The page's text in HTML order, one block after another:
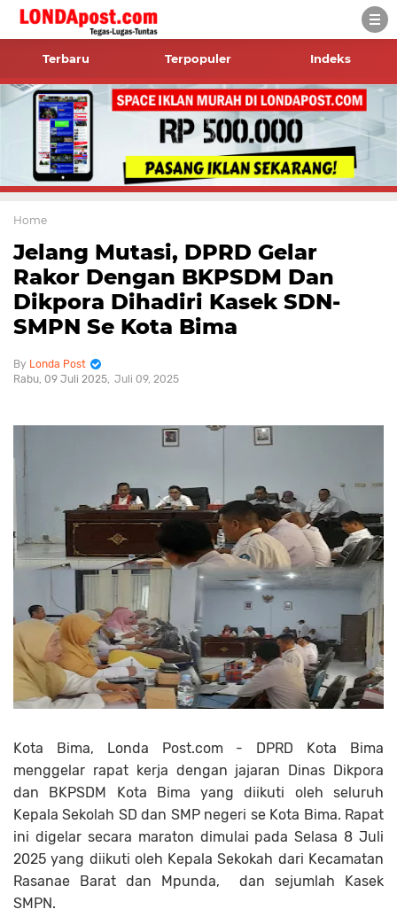
Terbaru Terpopuler Indeks
Home
Jelang Mutasi, DPRD Gelar
Rakor Dengan BKPSDM Dan
Dikpora Dihadiri Kasek SDN-
SMPN Se Kota Bima
Londa Post
Rabu, 09 Juli 2025 Juli 09, 2025
Kota Bima, Londa Post.com - DPRD Kota Bima
menggelar rapat kerja dengan jajaran Dinas Dikpora
dan BKPSDM Kota Bima yang diikuti oleh seluruh
Kepala Sekolah SD dan SMP negeri se Kota Bima. Rapat
ini digelar secara maraton dimulai pada Selasa 8 Juli
2025 yang diikuti oleh Kepala Sekokah dari Kecamatan
Rasanae Barat dan Mpunda, dan sejumlah Kasek
SMPN.